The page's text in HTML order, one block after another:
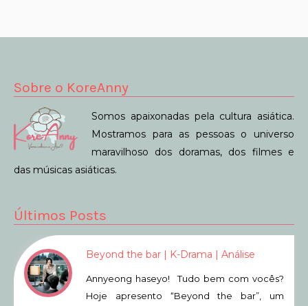
Sobre o KoreAnny
Somos apaixonadas pela cultura asiática.
Mostramos para as pessoas o universo
maravilhoso dos doramas, dos filmes e
das músicas asiáticas.
Últimos Posts
Beyond the bar | K-Drama | Análise
Annyeong haseyo! Tudo bem com vocês?
Hoje apresento “Beyond the bar”, um